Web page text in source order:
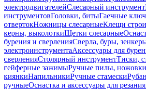
электродвигателейСлесарный инструмент
инструментовГоловки, битыГаечные
отвертокНожницы слесарныеКлещи
керны, выколоткиЩетки слесарные
бурения и сверленияСверла, буры,
электроинструментаАксессуары для
сверленияСтолярный инструментТиски,
гейферные зажимыРучные пилы, ножовки
киянкиНапильникиРучные стамески
ручныеОснастка и аксессуары для